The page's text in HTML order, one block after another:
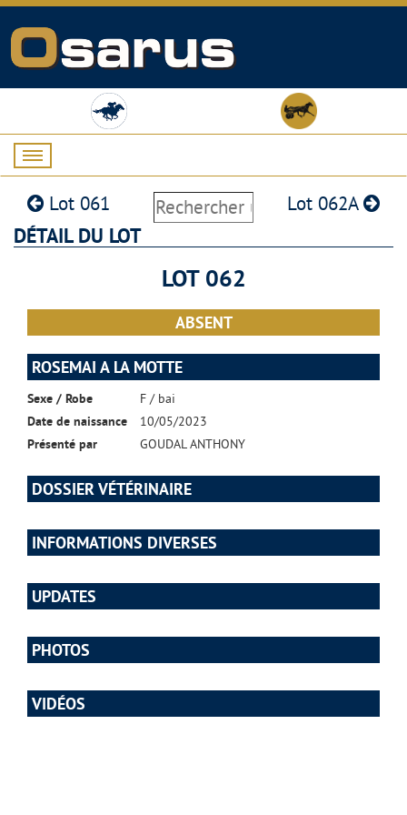
Lot 061 Lot 062A
DÉTAIL DU LOT
LOT 062
ABSENT
ROSEMAI A LA MOTTE
Sexe / Robe
F / bai
Date de naissance
10/05/2023
Présenté par
GOUDAL ANTHONY
DOSSIER VÉTÉRINAIRE
INFORMATIONS DIVERSES
UPDATES
PHOTOS
VIDÉOS